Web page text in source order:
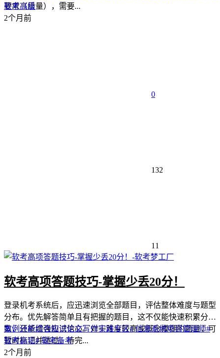
要求（质量），需要...
软考高级
2个月前
0
132
11
软考高项答题技巧-掌握少丢20分！
登录机考系统后，应迅速浏览全部题目，评估整体难度与题型
分布。优先解答简单且有把握的题目，这不仅能快速积累分
数，还能增强应试信心。对于难度较高或概念模糊的题目，可
暂时标记并跳过，待完...
案例分析综合知识论文写作实践专区# 信息系统项目管理师#
软考高项# 软考备考
2个月前